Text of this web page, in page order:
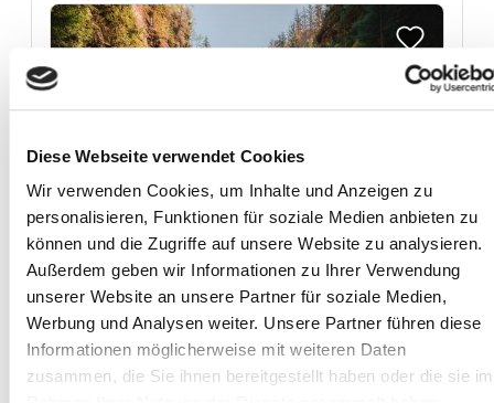
Diese Webseite verwendet Cookies
Wir verwenden Cookies, um Inhalte und Anzeigen zu
personalisieren, Funktionen für soziale Medien anbieten zu
können und die Zugriffe auf unsere Website zu analysieren.
Außerdem geben wir Informationen zu Ihrer Verwendung
unserer Website an unsere Partner für soziale Medien,
Werbung und Analysen weiter. Unsere Partner führen diese
Informationen möglicherweise mit weiteren Daten
zusammen, die Sie ihnen bereitgestellt haben oder die sie im
Reise auf
Böhmens magische
Felsenwelten
… mit den Felsenstädten Adersbach und
Prachovské skály, der Edmundsklamm, der